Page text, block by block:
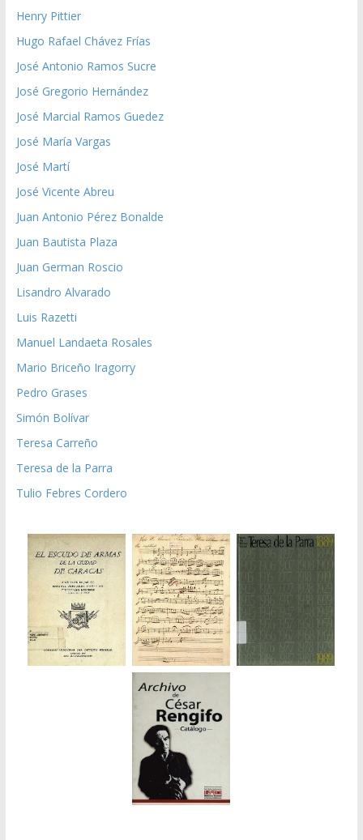
Henry Pittier
Hugo Rafael Chávez Frías
José Antonio Ramos Sucre
José Gregorio Hernández
José Marcial Ramos Guedez
José María Vargas
José Martí
José Vicente Abreu
Juan Antonio Pérez Bonalde
Juan Bautista Plaza
Juan German Roscio
Lisandro Alvarado
Luis Razetti
Manuel Landaeta Rosales
Mario Briceño Iragorry
Pedro Grases
Simón Bolívar
Teresa Carreño
Teresa de la Parra
Tulio Febres Cordero